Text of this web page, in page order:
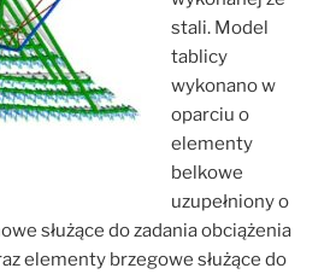
stali. Model
tablicy
wykonano w
oparciu o
elementy
belkowe
uzupełniony o
służące do zadania obciążenia
elementy brzegowe służące do